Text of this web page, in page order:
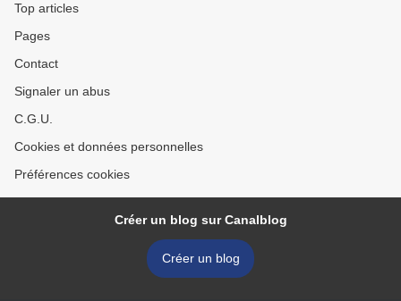
Top articles
Pages
Contact
Signaler un abus
C.G.U.
Cookies et données personnelles
Préférences cookies
Créer un blog sur Canalblog
Créer un blog